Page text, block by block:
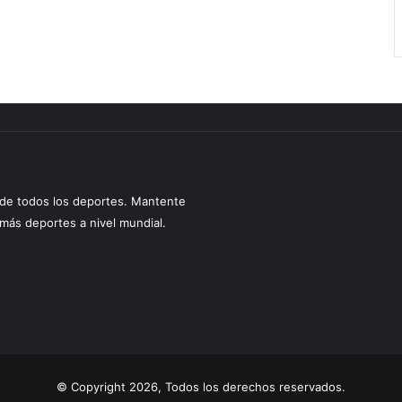
todos los deportes. Mantente
deportes a nivel mundial.
© Copyright 2026, Todos los derechos reservados.